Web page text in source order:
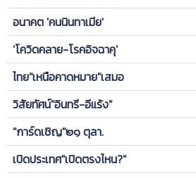
อนาคต 'คนนินทาเมีย'
'โควิดคลาย-โรคอิจฉาคุ'
ไทย"เหนือคาดหมาย"เสมอ
วิสัยทัศน์"อินทรี-อีแร้ง"
"การ์ดเชิญ"๒๑ ตุลา.
เปิดประเทศ"เปิดตรงไหน?"